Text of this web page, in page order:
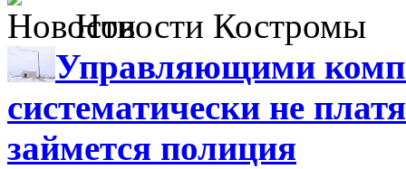
Новости Костромы
Управляющими
систематически не
займется полиция